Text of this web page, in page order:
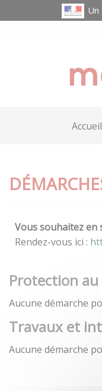
Accueil
Vous souhaitez en
Rendez-vous ici :
Protection
Aucune démarche
Travaux et
Aucune démarche